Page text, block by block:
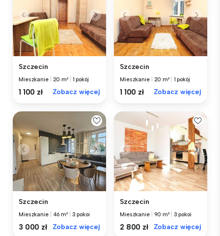
Szczecin
Mieszkanie 20 m² 1 pokój
1 100 zł Zobacz więcej
Szczecin
Mieszkanie 20 m² 1 pokój
1 100 zł Zobacz więcej
Szczecin
Mieszkanie 46 m² 3 pokoi
3 000 zł Zobacz więcej
Szczecin
Mieszkanie 90 m² 3 pokoi
2 800 zł Zobacz więcej